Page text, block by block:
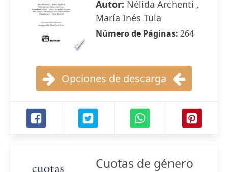
Autor: Nélida Archenti ,
María Inés Tula
Número de Páginas: 264
Opciones de descarga
Cuotas de género